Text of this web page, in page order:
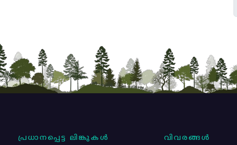
പ്രധാനപ്പെട്ട ലിങ്കുകൾ വിവരങ്ങൾ